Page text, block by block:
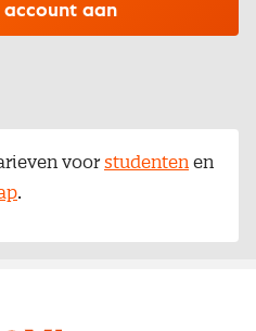
account aan
voorstudenten en
.